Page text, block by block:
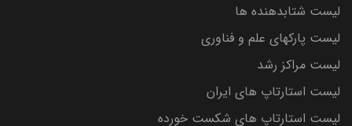
لیست شتابدهنده ها
لیست پارکهای علم و فناوری
لیست مراکز رشد
لیست استارتاپ های ایران
لیست استارتاپ های شکست خورده